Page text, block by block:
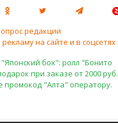
редакции
на сайте и в соцсетях
бох": ролл "Бонито
при заказе от 2000 руб.
промокод "Алта" оператору.